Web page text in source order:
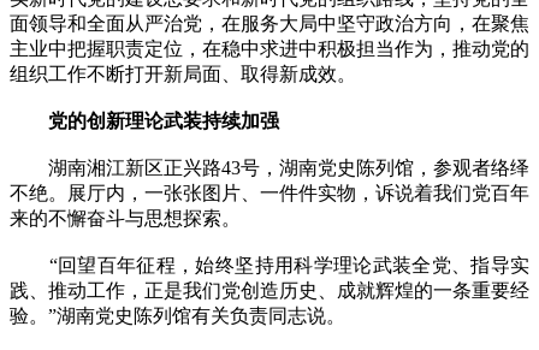
面领导和全面从严治党，在服务大局中坚守政治方向，在聚焦
主业中把握职责定位，在稳中求进中积极担当作为，推动党的
组织工作不断打开新局面、取得新成效。
党的创新理论武装持续加强
湖南湘江新区正兴路43号，湖南党史陈列馆，参观者络绎
不绝。展厅内，一张张图片、一件件实物，诉说着我们党百年
来的不懈奋斗与思想探索。
“回望百年征程，始终坚持用科学理论武装全党、指导实
践、推动工作，正是我们党创造历史、成就辉煌的一条重要经
验。”湖南党史陈列馆有关负责同志说。